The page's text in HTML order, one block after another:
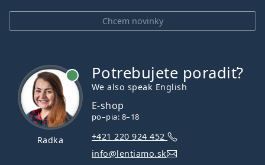
Chcem novinky
Radka
Potrebujete poradiť?
We also speak English
E-shop
po–pia: 8–18
+421 220 924 452
info@lentiamo.sk